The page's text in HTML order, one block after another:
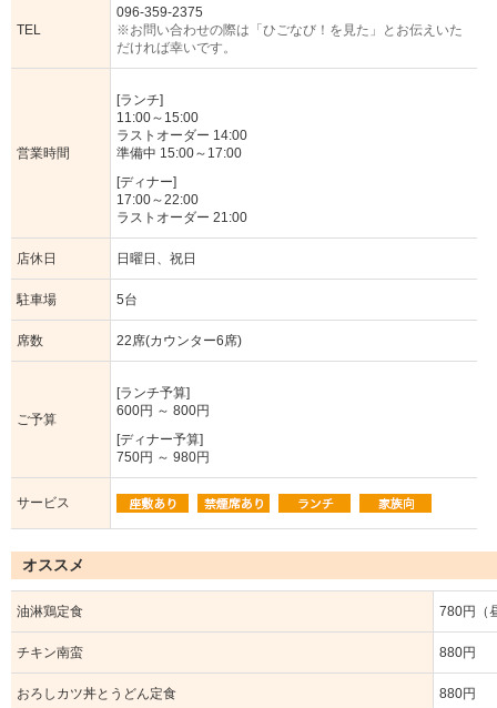
TEL
096-359-2375
※お問い合わせの際は「ひごなび！を見た」とお伝えいた
だければ幸いです。
営業時間
[ランチ]
11:00～15:00
ラストオーダー 14:00
準備中 15:00～17:00
[ディナー]
17:00～22:00
ラストオーダー 21:00
店休日 日曜日、祝日
駐車場 5台
席数 22席(カウンター6席)
ご予算
[ランチ予算]
600円 ～ 800円
[ディナー予算]
750円 ～ 980円
サービス
オススメ
油淋鶏定食 780円（
チキン南蛮 880円
おろしカツ丼とうどん定食 880円